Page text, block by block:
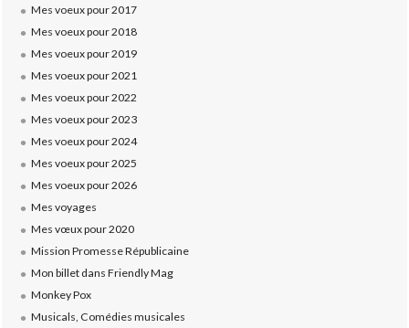
Mes voeux pour 2017
Mes voeux pour 2018
Mes voeux pour 2019
Mes voeux pour 2021
Mes voeux pour 2022
Mes voeux pour 2023
Mes voeux pour 2024
Mes voeux pour 2025
Mes voeux pour 2026
Mes voyages
Mes vœux pour 2020
Mission Promesse Républicaine
Mon billet dans Friendly Mag
Monkey Pox
Musicals, Comédies musicales